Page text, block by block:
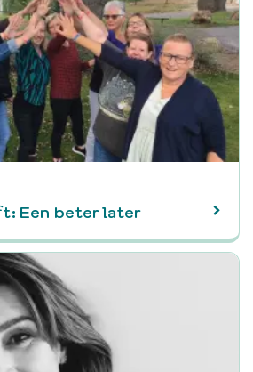
Een beter later